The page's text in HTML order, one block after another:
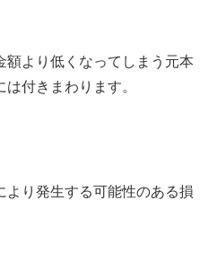
より低くなってしまう元本
付きまわります。
り発生する可能性のある損